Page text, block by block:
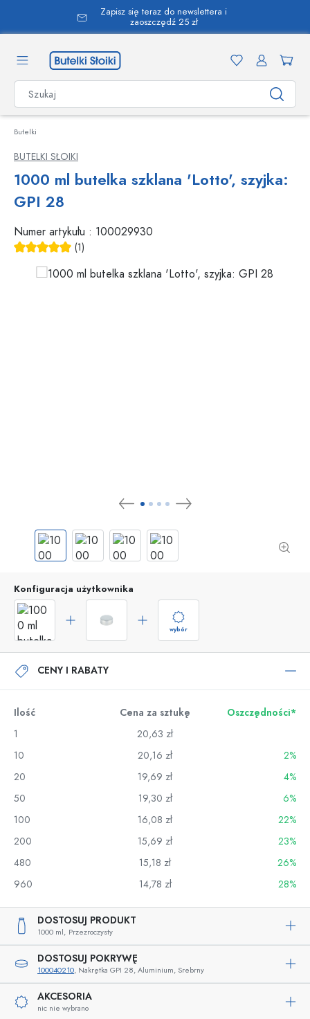
zawartości
Zapisz się teraz do newslettera i
zaoszczędź 25 zł
Butelki
BUTELKI SŁOIKI
1000 ml butelka szklana 'Lotto', szyjka:
GPI 28
Numer artykułu : 100029930
(1)
Konfiguracja użytkownika
wybór
CENY I RABATY
Ilość Cena za sztukę
Oszczędności*
1
20,63 zł
10
20,16 zł
2%
20
19,69 zł
4%
50
19,30 zł
6%
100
16,08 zł
22%
200
15,69 zł
23%
480
15,18 zł
26%
960
14,78 zł 28%
DOSTOSUJ PRODUKT
1000 ml, Przezroczysty
DOSTOSUJ POKRYWĘ
100040210, Nakrętka GPI 28, Aluminium, Srebrny
AKCESORIA
nic nie wybrano